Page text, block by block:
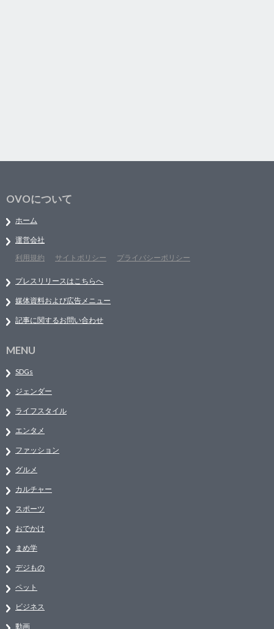
OVOについて
ホーム
運営会社
利用規約
サイトポリシー プライバシーポリシー
プレスリリースはこちらへ
媒体資料および広告メニュー
記事に関するお問い合わせ
MENU
SDGs
ジェンダー
ライフスタイル
エンタメ
ファッション
グルメ
カルチャー
スポーツ
おでかけ
まめ学
デジもの
ペット
ビジネス
動画